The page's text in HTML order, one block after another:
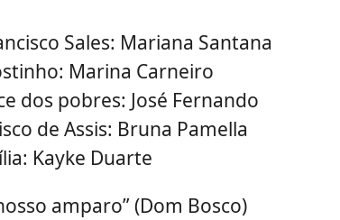
Sales: Mariana Santana
Marina Carneiro
dos pobres: José Fernando
de Assis: Bruna Pamella
Kayke Duarte
amparo” (Dom Bosco)